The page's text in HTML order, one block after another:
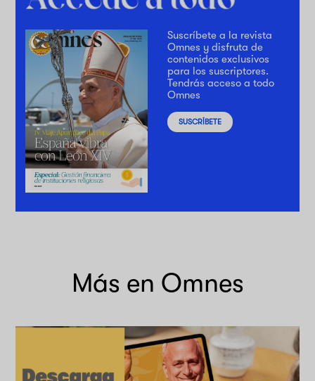
Suscríbete a la revista
Omnes y disfruta de
contenidos exclusivos
para los suscriptores.
Tendrás acceso a todo
Omnes
SUSCRÍBETE
Más en Omnes